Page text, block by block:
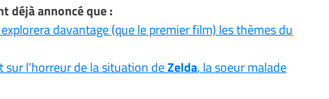
déjà annoncé que :
davantage (que le premier film) les thèmes du
l’horreur de la situation deZelda, la soeur malade